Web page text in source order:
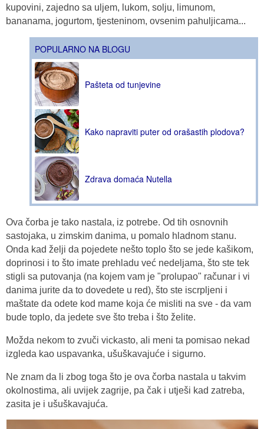
kupovini, zajedno sa uljem, lukom, solju, limunom,
bananama, jogurtom, tjesteninom, ovsenim pahuljicama...
POPULARNO NA BLOGU
Pašteta od tunjevine
Kako napraviti puter od orašastih plodova?
Zdrava domaća Nutella
Ova čorba je tako nastala, iz potrebe. Od tih osnovnih
sastojaka, u zimskim danima, u pomalo hladnom stanu.
Onda kad želji da pojedete nešto toplo što se jede kašikom,
doprinosi i to što imate prehladu već nedeljama, što ste tek
stigli sa putovanja (na kojem vam je "prolupao" računar i vi
danima jurite da to dovedete u red), što ste iscrpljeni i
maštate da odete kod mame koja će misliti na sve - da vam
bude toplo, da jedete sve što treba i što želite.
Možda nekom to zvuči vickasto, ali meni ta pomisao nekad
izgleda kao uspavanka, ušuškavajuće i sigurno.
Ne znam da li zbog toga što je ova čorba nastala u takvim
okolnostima, ali uvijek zagrije, pa čak i utješi kad zatreba,
zasita je i ušuškavajuća.